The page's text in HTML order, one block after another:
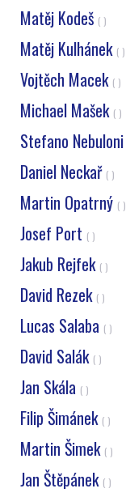
Matěj Kodeš ( )
Matěj Kulhánek ( )
Vojtěch Macek ( )
Michael Mašek ( )
Stefano Nebuloni
Daniel Neckař ( )
Martin Opatrný ( )
Josef Port ( )
Jakub Rejfek ( )
David Rezek ( )
Lucas Salaba ( )
David Salák ( )
Jan Skála ( )
Filip Šimánek ( )
Martin Šimek ( )
Jan Štěpánek ( )